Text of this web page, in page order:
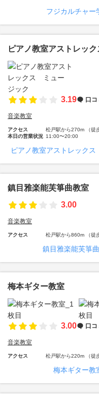
フジカルチャー
ピアノ教室アストレッ
3.19 口コ
音楽教室
アクセス
松戸駅から270m （徒
本日の営業状況 11:00〜20:00
ピアノ教室アストレック
鎮目雅楽能芙箏曲教室
3.00
音楽教室
アクセス 松戸駅から860m （徒
鎮目雅楽能芙箏
梅本ギター教室
3.00 口コ
音楽教室
アクセス 松戸駅から220m （徒
梅本ギター教